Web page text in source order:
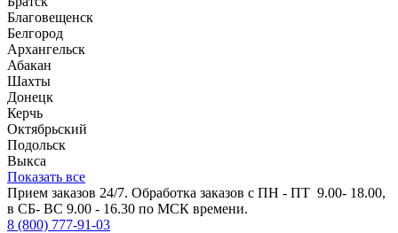
Благовещенск
Белгород
Архангельск
Абакан
Шахты
Донецк
Керчь
Октябрьский
Подольск
Выкса
Показать все
Прием заказов 24/7. Обработка заказов с ПН - ПТ 9.00- 18.00,
в СБ- ВС 9.00 - 16.30 по МСК времени.
8 (800) 777-91-03